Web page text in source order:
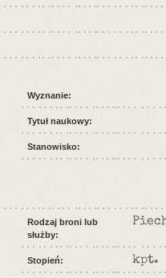
Wyznanie:
Tytuł naukowy:
Stanowisko:
Rodzaj broni lub
służby:
Stopień: kpt.